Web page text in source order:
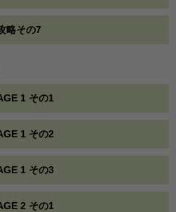
略その7
1 その1
1 その2
1 その3
2 その1